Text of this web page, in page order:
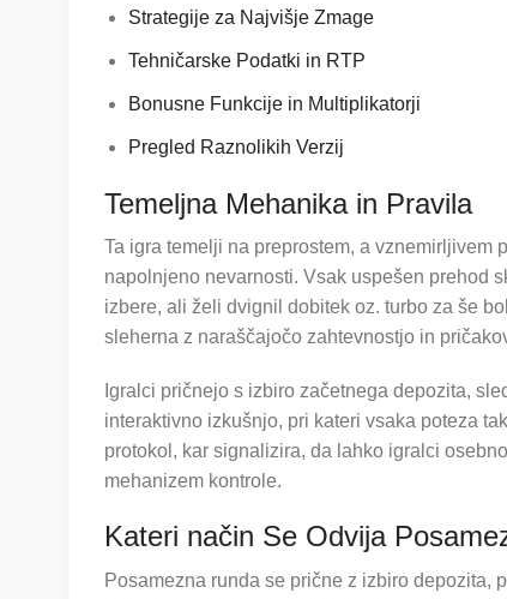
Strategije za Najvišje Zmage
Tehničarske Podatki in RTP
Bonusne Funkcije in Multiplikatorji
Pregled Raznolikih Verzij
Temeljna Mehanika in Pravila
Ta igra temelji na preprostem, a vznemirljivem
napolnjeno nevarnosti. Vsak uspešen prehod
izbere, ali želi dvignil dobitek oz. turbo za še
sleherna z naraščajočo zahtevnostjo in
Igralci pričnejo s izbiro začetnega depozita,
interaktivno izkušnjo, pri kateri vsaka poteza
protokol, kar signalizira, da lahko igralci
mehanizem kontrole.
Kateri način Se Odvija
Posamezna runda se prične z izbiro depozita,